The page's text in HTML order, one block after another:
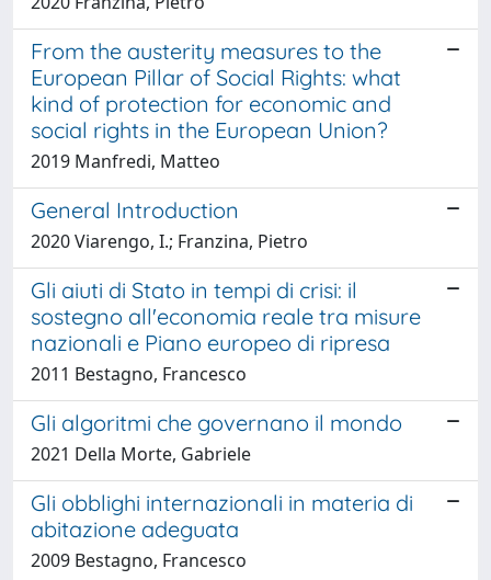
From the austerity measures to the
European Pillar of Social Rights: what
kind of protection for economic and
social rights in the European Union?
2019 Manfredi, Matteo
General Introduction
2020 Viarengo, I.; Franzina, Pietro
Gli aiuti di Stato in tempi di crisi: il
sostegno all'economia reale tra misure
nazionali e Piano europeo di ripresa
2011 Bestagno, Francesco
Gli algoritmi che governano il mondo
2021 Della Morte, Gabriele
Gli obblighi internazionali in materia di
abitazione adeguata
2009 Bestagno, Francesco